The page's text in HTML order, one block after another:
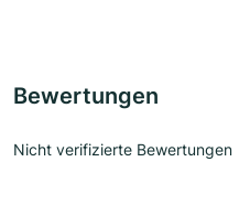
Bewertungen
Nicht verifizierte Bewertungen